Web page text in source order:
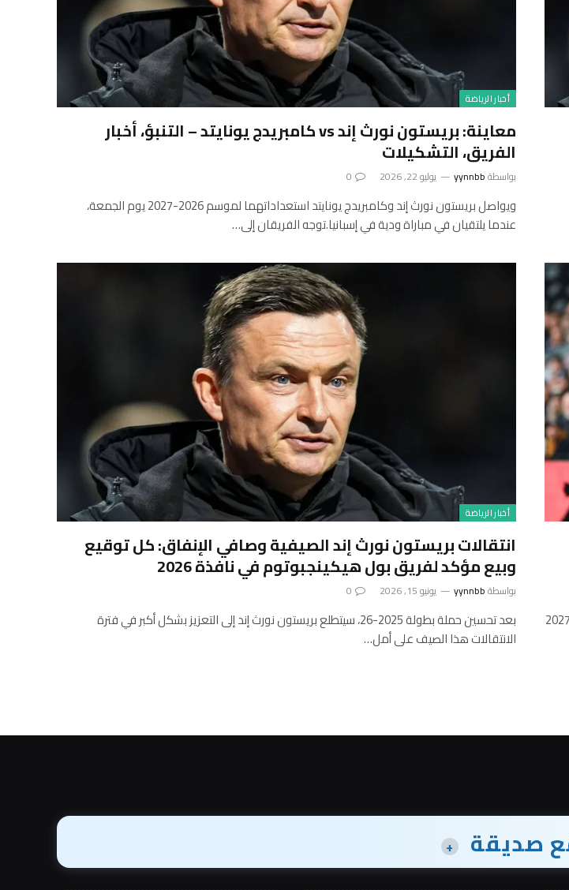
أخبار الرياضة
معاينة: بريستون نورث إند vs كامبريدج يونايتد – التنبؤ، أخبار
الفريق، التشكيلات
بواسطةyynnbb يوليو 22, 2026 0
ويواصل بريستون نورث إند وكامبريدج يونايتد استعداداتهما لموسم 2026-2027 يوم الجمعة،
عندما يلتقيان في مباراة ودية في إسبانيا.توجه الفريقان إلى…
سيواصل شيفيلد وينزداي وبريستون نورث إند استعداداتهما للموسم الجديد قبل موسم 2026-2027
أخبار الرياضة
انتقالات بريستون نورث إند الصيفية وصافي الإنفاق: كل توقيع
وبيع مؤكد لفريق بول هيكينجبوتوم في نافذة 2026
بواسطةyynnbb يونيو 15, 2026 0
بعد تحسين حملة بطولة 2025-26، سيتطلع بريستون نورث إند إلى التعزيز بشكل أكبر في فترة
الانتقالات هذا الصيف على أمل…
صديقة +